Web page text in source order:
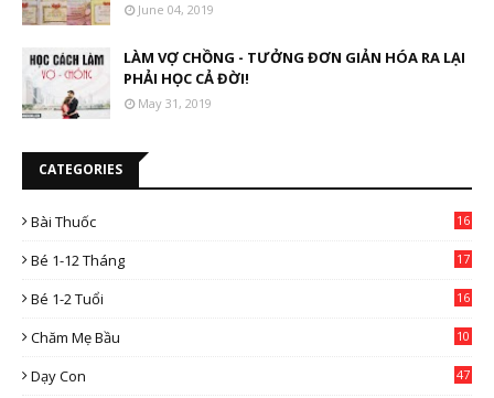
June 04, 2019
LÀM VỢ CHỒNG - TƯỞNG ĐƠN GIẢN HÓA RA LẠI
PHẢI HỌC CẢ ĐỜI!
May 31, 2019
CATEGORIES
Bài Thuốc
16
Bé 1-12 Tháng 17
Bé 1-2 Tuổi 16
Chăm Mẹ Bầu
10
Dạy Con
47